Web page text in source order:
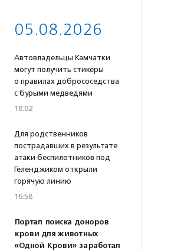
05.08.2026
Автовладельцы Камчатки
могут получить стикеры
о правилах добрососедства
с бурыми медведями
18:02
Для родственников
пострадавших в результате
атаки беспилотников под
Геленджиком открыли
горячую линию
16:58
Портал поиска доноров
крови для животных
«Одной Крови» заработал